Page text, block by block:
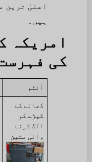
اعلیٰ ترین
ہیں۔
امریکہ
کی
آئٹم
کھانے کے
کیڑے کو
الگ کرنے
والی مشین